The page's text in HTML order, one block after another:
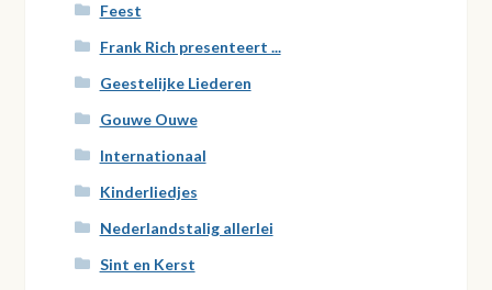
Feest
Frank Rich presenteert ...
Geestelijke Liederen
Gouwe Ouwe
Internationaal
Kinderliedjes
Nederlandstalig allerlei
Sint en Kerst